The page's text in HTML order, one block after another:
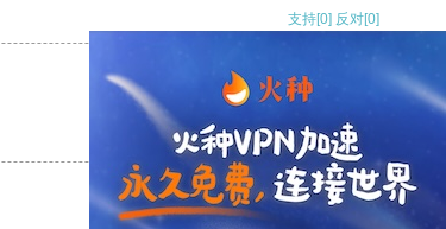
支持[0] 反对[0]
支持[0] 反对